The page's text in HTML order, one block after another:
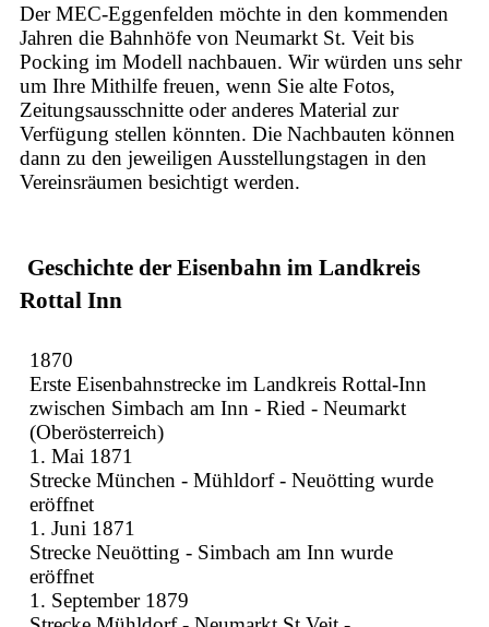
Der MEC-Eggenfelden möchte in den kommenden
Jahren die Bahnhöfe von Neumarkt St. Veit bis
Pocking im Modell nachbauen. Wir würden uns sehr
um Ihre Mithilfe freuen, wenn Sie alte Fotos,
Zeitungsausschnitte oder anderes Material zur
Verfügung stellen könnten. Die Nachbauten können
dann zu den jeweiligen Ausstellungstagen in den
Vereinsräumen besichtigt werden.
Geschichte der Eisenbahn im Landkreis
Rottal Inn
1870
Erste Eisenbahnstrecke im Landkreis Rottal-Inn
zwischen Simbach am Inn - Ried - Neumarkt
(Oberösterreich)
1. Mai 1871
Strecke München - Mühldorf - Neuötting wurde
eröffnet
1. Juni 1871
Strecke Neuötting - Simbach am Inn wurde
eröffnet
1. September 1879